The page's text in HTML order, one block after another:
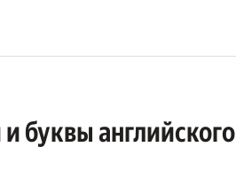
буквы английского